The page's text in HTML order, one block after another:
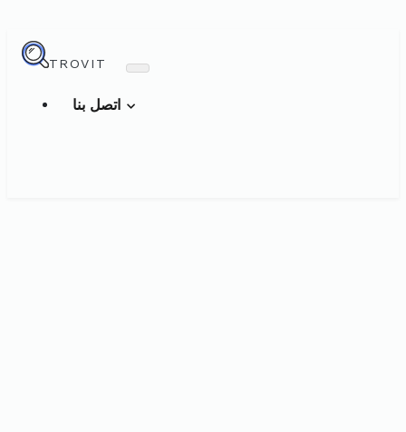
TROVIT